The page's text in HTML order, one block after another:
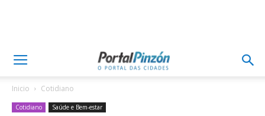
Inicio Cotidiano
Cotidiano Saúde e Bem-estar